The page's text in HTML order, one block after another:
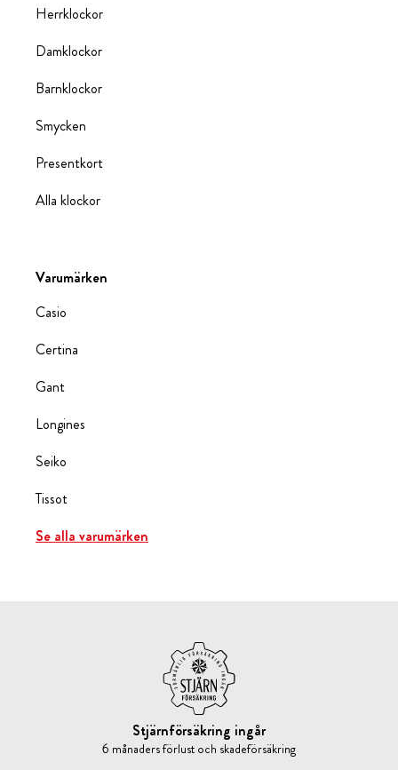
Herrklockor
Damklockor
Barnklockor
Smycken
Presentkort
Alla klockor
Varumärken
Casio
Certina
Gant
Longines
Seiko
Tissot
Se alla varumärken
Stjärnförsäkring ingår
6 månaders förlust och skadeförsäkring